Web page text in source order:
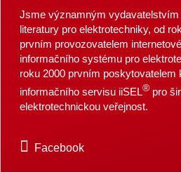
Jsme významným vydavatelstvím
literatury pro elektrotechniky, od
prvním provozovatelem
informačního systému pro
roku 2000 prvním poskytovatelem
informačního servisu iiSEL®pro
elektrotechnickou veřejnost.
Facebook